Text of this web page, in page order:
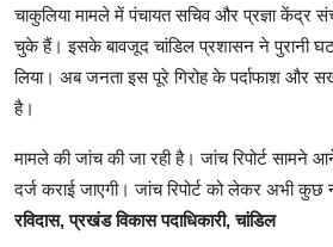
चाकुलिया मामले में पंचायत सचिव और प्रज्ञा केंद्र
चुके हैं। इसके बावजूद चांडिल प्रशासन ने पुरानी
लिया। अब जनता इस पूरे गिरोह के पर्दाफाश और
है।
मामले की जांच की जा रही है। जांच रिपोर्ट सामने
दर्ज कराई जाएगी। जांच रिपोर्ट को लेकर अभी कुछ
रविदास, प्रखंड विकास पदाधिकारी, चांडिल